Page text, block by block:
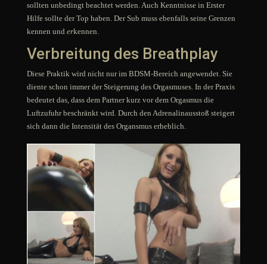
sollten unbedingt beachtet werden. Auch Kenntnisse in Erster
Hilfe sollte der Top haben. Der Sub muss ebenfalls seine Grenzen
kennen und erkennen.
Verbreitung des Breathplay
Diese Praktik wird nicht nur im BDSM-Bereich angewendet. Sie
diente schon immer der Steigerung des Orgasmuses. In der Praxis
bedeutet das, dass dem Partner kurz vor dem Orgasmus die
Luftzufuhr beschränkt wird. Durch den Adrenalinausstoß steigert
sich dann die Intensität des Organsmus erheblich.